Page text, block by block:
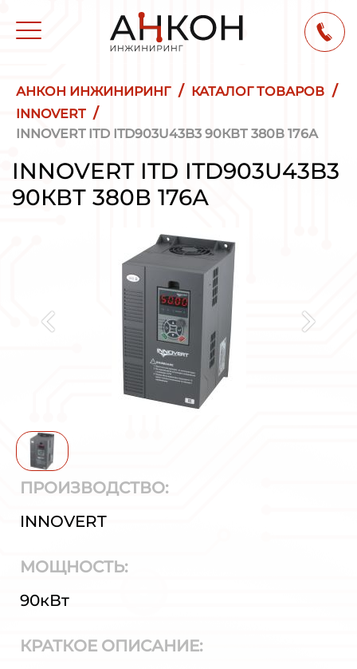
АНКОН ИНЖИНИРИНГ / КАТАЛОГ ТОВАРОВ /
INNOVERT /
INNOVERT ITD ITD903U43B3 90КВТ 380В 176А
INNOVERT ITD ITD903U43B3
90КВТ 380В 176А
ПРОИЗВОДСТВО:
INNOVERT
МОЩНОСТЬ:
90кВт
КРАТКОЕ ОПИСАНИЕ: